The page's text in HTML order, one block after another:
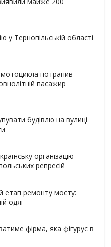
у Тернопільській області
мотоцикла потрапив
пасажир
будівлю на вулиці
організацію
репресій
етап ремонту мосту:
одяг
фірма, яка фігурує в